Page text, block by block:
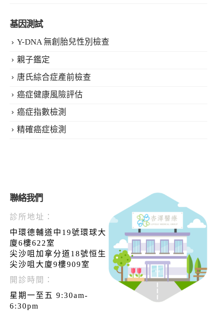
基因測試
Y-DNA 無創胎兒性別檢查
親子鑑定
唐氏綜合症產前檢查
癌症健康風險評估
癌症指數檢測
精確癌症檢測
聯絡我們
診所地址：
中環德輔道中19號環球大
廈6樓622室
尖沙咀加拿分道18號恒生
尖沙咀大廈9樓909室
開診時間：
星期一至五 9:30am-
6:30pm